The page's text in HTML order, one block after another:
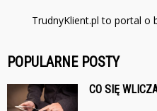
TrudnyKlient.pl to portal o
POPULARNE POSTY
CO SIĘ